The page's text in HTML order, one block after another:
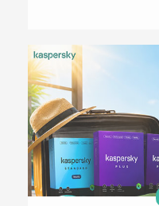
22 تیر 1405